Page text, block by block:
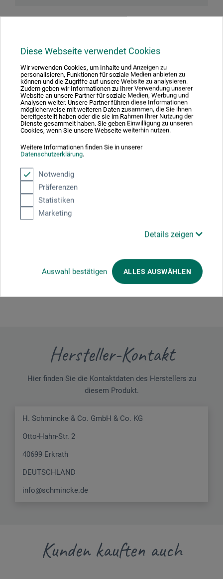
Diese Webseite verwendet Cookies
Wir verwenden Cookies, um Inhalte und Anzeigen zu
personalisieren, Funktionen für soziale Medien anbieten zu
können und die Zugriffe auf unsere Website zu analysieren.
Zudem geben wir Informationen zu Ihrer Verwendung unserer
Website an unsere Partner für soziale Medien, Werbung und
Analysen weiter. Unsere Partner führen diese Informationen
möglicherweise mit weiteren Daten zusammen, die Sie ihnen
bereitgestellt haben oder die sie im Rahmen Ihrer Nutzung der
Dienste gesammelt haben. Sie geben Einwilligung zu unseren
Cookies, wenn Sie unsere Webseite weiterhin nutzen.
Weitere Informationen finden Sie in unserer
Datenschutzerklärung.
Notwendig
Präferenzen
Statistiken
Marketing
Details zeigen
Auswahl bestätigen ALLES AUSWÄHLEN
Downloads
Hier finden Sie wichtige Dokumente und Dateien zu
diesem Produkt.
Sicherheitsdatenblatt
Produktbewertungen (0)
JETZT PRODUKT BEWERTEN
Hersteller-Kontakt
Hier finden Sie die Kontaktdaten des Herstellers zu
diesem Produkt.
H. Schmincke & Co. GmbH & Co. KG
Otto-Hahn-Str. 2
40699 Erkrath
DEUTSCHLAND
info@schmincke.de
Kunden kauften auch